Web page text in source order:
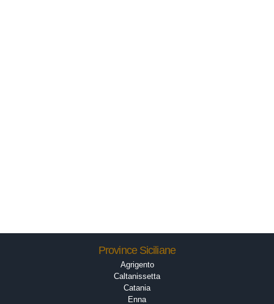
Province Siciliane
Agrigento
Caltanissetta
Catania
Enna